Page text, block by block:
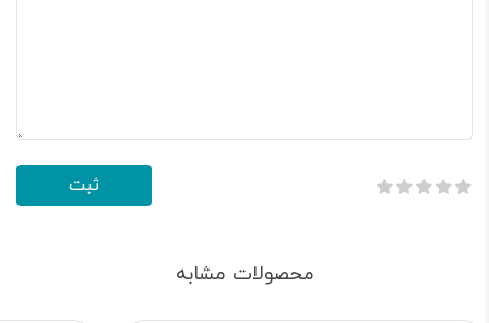
محصولات مشابه